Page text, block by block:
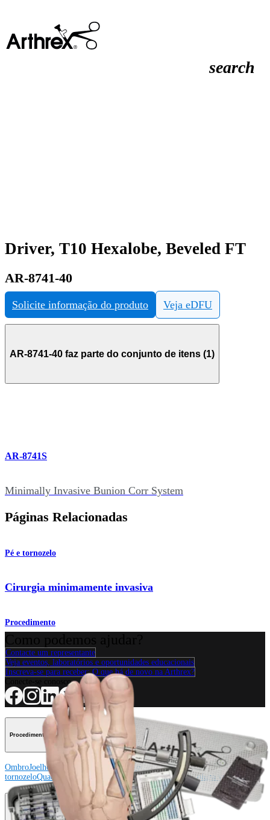
search
Driver, T10 Hexalobe, Beveled FT
AR-8741-40
Solicite informação do produto Veja eDFU
AR-8741-40 faz parte do conjunto de itens (1)
AR-8741S
Minimally Invasive Bunion Corr System
Páginas Relacionadas
Pé e tornozelo
Cirurgia minimamente invasiva
Procedimento
Contacte um representante
Veja eventos, laboratórios e oportunidades educacionais
Inscreva-se para receber: O que há de novo na Arthrex?
Conecte-se conosco
Procedimento
OmbroJoelho Cotovelo Mão e punho
Pé e
tornozeloQuadril OrtobiológicosCirurgia cardiotorácicaColuna vertebral
Producto